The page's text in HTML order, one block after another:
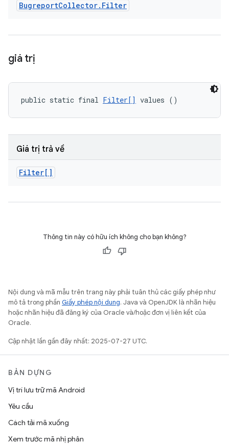
BugreportCollector. Filter
giá trị
public static final Filter[] values ()
Giá trị trả về
Filter[]
Thông tin này có hữu ích không cho bạn không?
Nội dung và mã mẫu trên trang này phải tuân thủ các giấy phép như
mô tả trong phần Giấy phép nội dung. Java và OpenJDK là nhãn hiệu
hoặc nhãn hiệu đã đăng ký của Oracle và/hoặc đơn vị liên kết của
Oracle.
Cập nhật lần gần đây nhất: 2025-07-27 UTC.
BẢN DỰNG
Vị trí lưu trữ mã Android
Yêu cầu
Cách tải mã xuống
Xem trước mã nhị phân